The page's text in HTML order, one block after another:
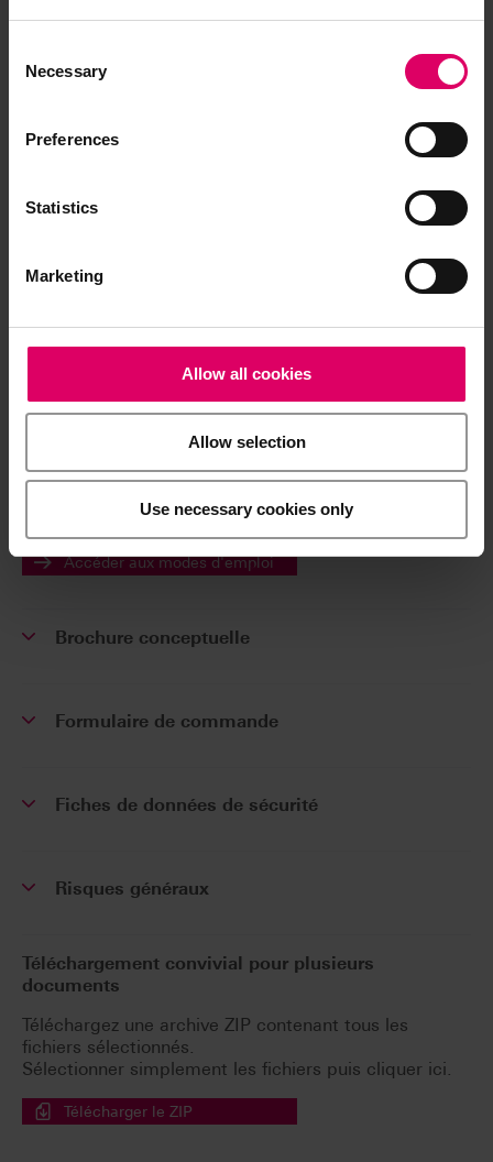
Selection
Necessary
Preferences
Statistics
Marketing
Allow all cookies
Allow selection
Use necessary cookies only
CORiTEC Serie (imes-icore GmbH)
VITA VIONIC
Téléchargements
Les modes d'emploi de nos produits sont
Accéder aux modes d'emploi
Brochure conceptuelle
Formulaire de commande
Fiches de données de sécurité
Risques généraux
Téléchargement convivial pour plusieurs
documents
Téléchargez une archive ZIP contenant tous les
fichiers sélectionnés.
Sélectionner simplement les fichiers puis cliquer ici.
Télécharger le ZIP